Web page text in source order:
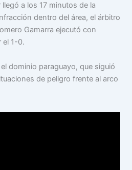
a los 17 minutos de la
dentro del área, el árbitro
Gamarra ejecutó con
el 1-0.
dominio paraguayo, que siguió
de peligro frente al arco